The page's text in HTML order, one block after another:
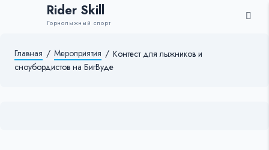
Rider Skill
Горнолыжный спорт
Главная / Мероприятия / Контест для лыжников и
сноубордистов на БигВуде